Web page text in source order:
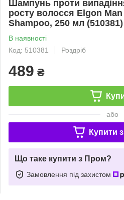
Шампунь проти
росту волосся Elgon
Shampoo, 250 мл (510381)
В наявності
Код: 510381
Роздріб
489 ₴
або
Купити з
Що таке купити з Пром?
Замовлення під захистом